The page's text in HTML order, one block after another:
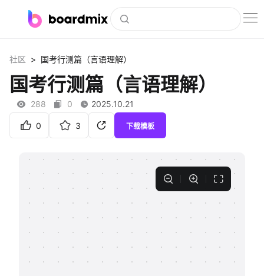
社区资源
下载
客户案例
支持
帮助中心
社区 > 国考行测篇（言语理解）
国考行测篇（言语理解）
288 0 2025.10.21
0 3 下载模板